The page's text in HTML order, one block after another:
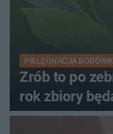
PIELĘGNACJA
Zrób to po
rok zbiory